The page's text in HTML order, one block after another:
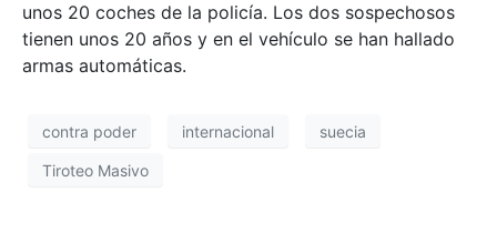
unos 20 coches de la policía. Los dos sospechosos
tienen unos 20 años y en el vehículo se han hallado
armas automáticas.
contra poder internacional suecia
Tiroteo Masivo